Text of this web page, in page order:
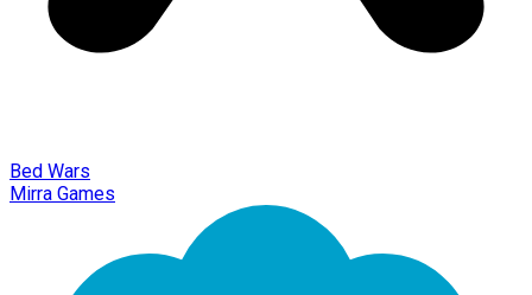
Bed Wars
Mirra Games